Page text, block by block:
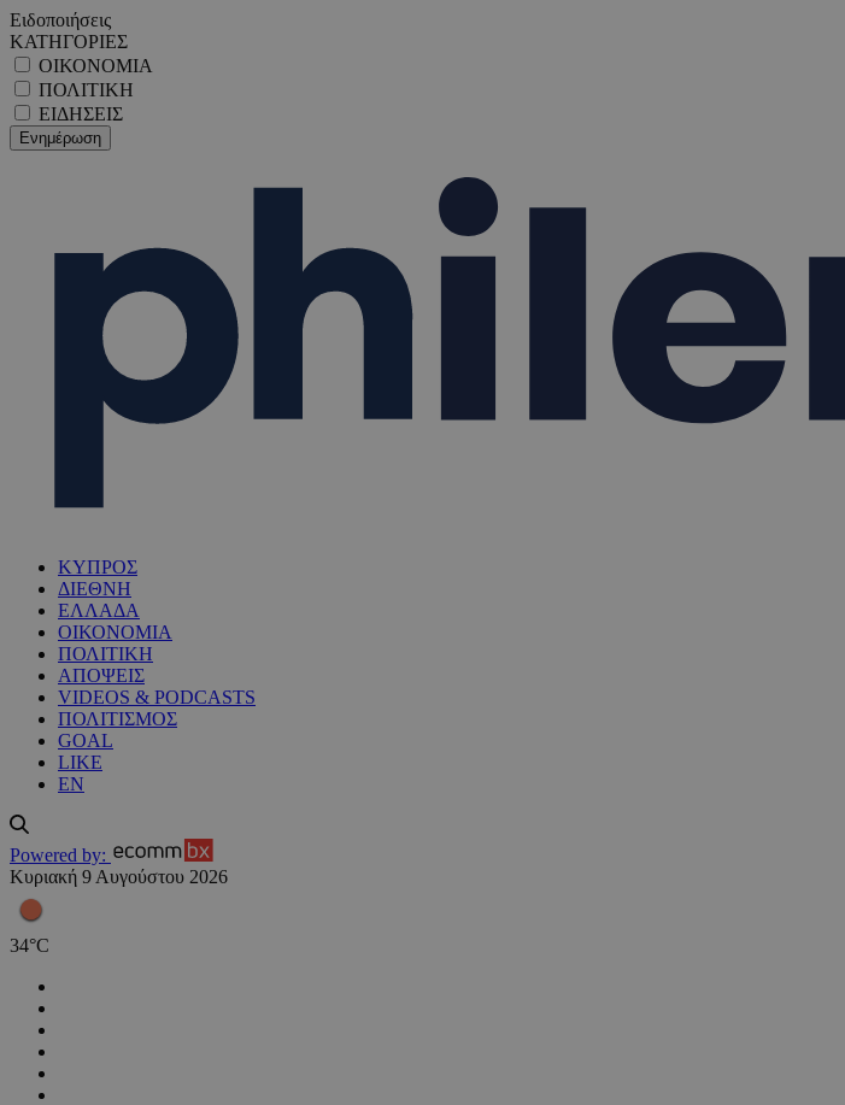
Ειδοποιήσεις
ΚΑΤΗΓΟΡΙΕΣ
ΟΙΚΟΝΟΜΙΑ
ΠΟΛΙΤΙΚΗ
ΕΙΔΗΣΕΙΣ
ΚΥΠΡΟΣ
ΔΙΕΘΝΗ
ΕΛΛΑΔΑ
ΟΙΚΟΝΟΜΙΑ
ΠΟΛΙΤΙΚΗ
ΑΠΟΨΕΙΣ
VIDEOS & PODCASTS
ΠΟΛΙΤΙΣΜΟΣ
GOAL
LIKE
EN
Powered by:
Κυριακή 9 Αυγούστου 2026
34°C